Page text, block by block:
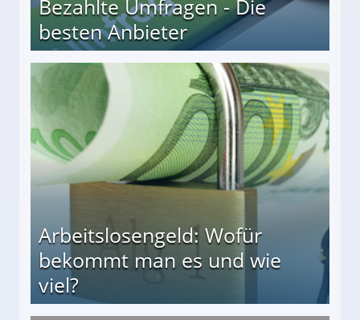
Bezahlte Umfragen - Die
besten Anbieter
Arbeitslosengeld: Wofür
bekommt man es und wie
viel?